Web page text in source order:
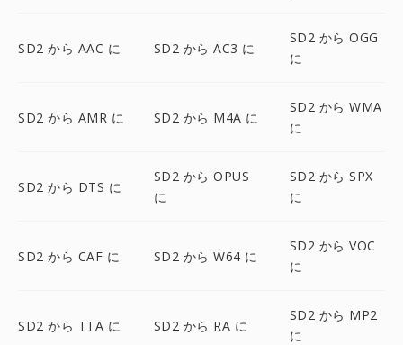
SD2 から AAC に SD2 から AC3 に
SD2 から OGG
に
SD2 から AMR に SD2 から M4A に
SD2 から WMA
に
SD2 から DTS に
SD2 から OPUS
に
SD2 から SPX
に
SD2 から CAF に SD2 から W64 に
SD2 から VOC
に
SD2 から TTA に SD2 から RA に
SD2 から MP2
に